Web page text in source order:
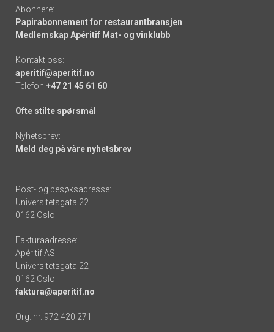
Abonnere:
Papirabonnement for restaurantbransjen
Medlemskap Apéritif Mat- og vinklubb
Kontakt oss:
aperitif@aperitif.no
Telefon +47 21 45 61 60
Ofte stilte spørsmål
Nyhetsbrev:
Meld deg på våre nyhetsbrev
Post- og besøksadresse:
Universitetsgata 22
0162 Oslo
Fakturaadresse:
Apéritif AS
Universitetsgata 22
0162 Oslo
faktura@aperitif.no
Org. nr. 972 420 271